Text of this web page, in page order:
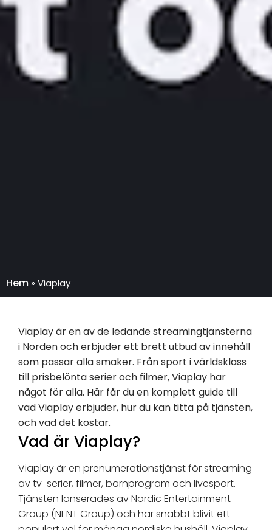
Hem » Viaplay
Viaplay är en av de ledande streamingtjänsterna
i Norden och erbjuder ett brett utbud av innehåll
som passar alla smaker. Från sport i världsklass
till prisbelönta serier och filmer, Viaplay har
något för alla. Här får du en komplett guide till
vad Viaplay erbjuder, hur du kan titta på tjänsten,
och vad det kostar.
Vad är Viaplay?
Viaplay är en prenumerationstjänst för streaming
av tv-serier, filmer, barnprogram och livesport.
Tjänsten lanserades av Nordic Entertainment
Group (NENT Group) och har snabbt blivit ett